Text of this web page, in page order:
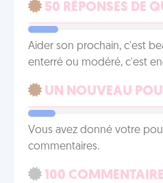
50 RÉPONSES DE
Aider son prochain, c'est
enterré ou modéré, c'est
UN NOUVEAU
Vous avez donné votre
commentaires.
100